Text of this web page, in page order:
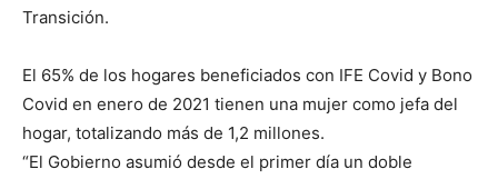
Transición.
El 65% de los hogares beneficiados con IFE Covid y Bono
Covid en enero de 2021 tienen una mujer como jefa del
hogar, totalizando más de 1,2 millones.
“El Gobierno asumió desde el primer día un doble